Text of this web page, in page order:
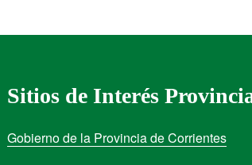
Sitios de Interés
Gobierno de la Provincia de Corrientes